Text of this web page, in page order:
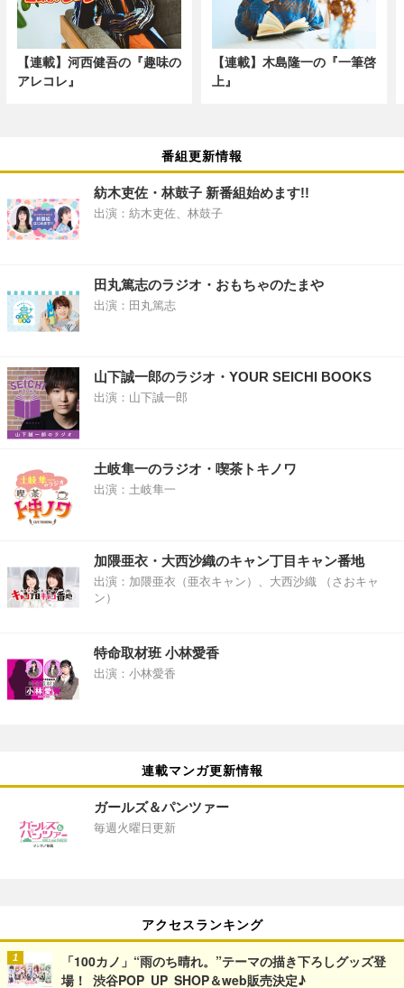
【連載】河西健吾の『趣味の
アレコレ』
【連載】木島隆一の『一筆啓
上』
番組更新情報
紡木吏佐・林鼓子 新番組始めます!!
出演：紡木吏佐、林鼓子
田丸篤志のラジオ・おもちゃのたまや
出演：田丸篤志
山下誠一郎のラジオ・YOUR SEICHI BOOKS
出演：山下誠一郎
土岐隼一のラジオ・喫茶トキノワ
出演：土岐隼一
加隈亜衣・大西沙織のキャン丁目キャン番地
出演：加隈亜衣（亜衣キャン）、大西沙織 （さおキャ
ン）
特命取材班 小林愛香
出演：小林愛香
連載マンガ更新情報
ガールズ＆パンツァー
毎週火曜日更新
アクセスランキング
「100カノ」“雨のち晴れ。”テーマの描き下ろしグッズ登
場！ 渋谷POP UP SHOP＆web販売決定♪